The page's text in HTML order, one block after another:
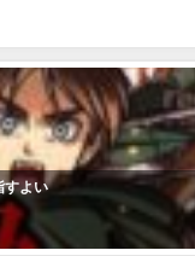
すよい